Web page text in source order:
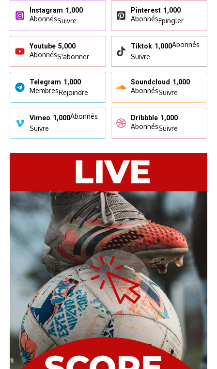
Instagram 1,000
AbonnésSuivre
Pinterest 1,000
AbonnésEpingler
Youtube 5,000
AbonnésS'abonner
Tiktok 1,000Abonnés
Suivre
Telegram 1,000
MembresRejoindre
Soundcloud 1,000
AbonnésSuivre
Vimeo 1,000Abonnés
Suivre
Dribbble 1,000
AbonnésSuivre